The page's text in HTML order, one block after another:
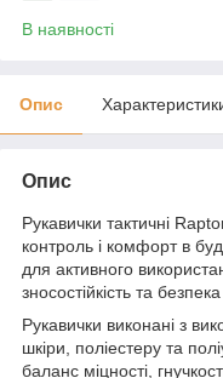
В наявності
Опис
Опис
Рукавички тактичні
контроль і комфорт в
для активного
зносостійкість та безпека
Рукавички виконані з
шкіри, поліестеру та
баланс міцності,